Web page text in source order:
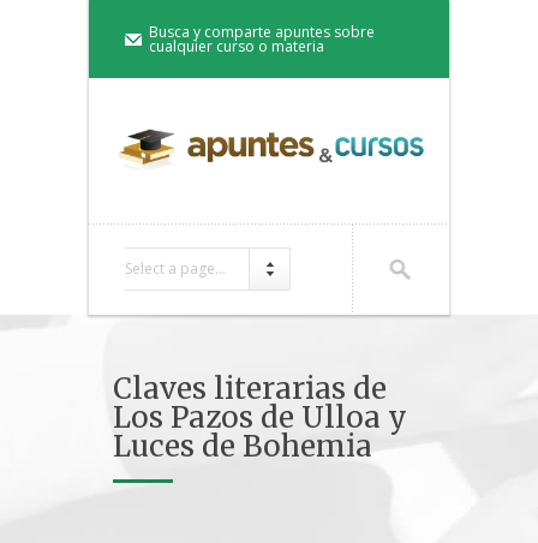
Busca y comparte apuntes sobre
cualquier curso o materia
Select a page...
Claves literarias de
Los Pazos de Ulloa y
Luces de Bohemia